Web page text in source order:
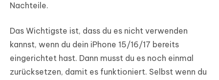
Nachteile.
Das Wichtigste ist, dass du es nicht verwenden
kannst, wenn du dein iPhone 15/16/17 bereits
eingerichtet hast. Dann musst du es noch einmal
zurücksetzen, damit es funktioniert. Selbst wenn du